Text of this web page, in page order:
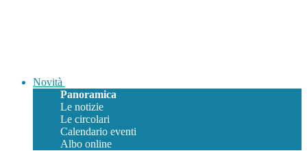
Novità
Panoramica
Le notizie
Le circolari
Calendario eventi
Albo online